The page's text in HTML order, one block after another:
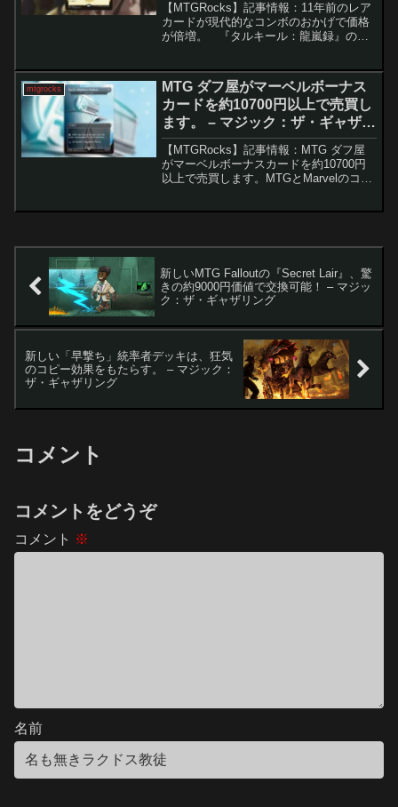
【MTGRocks】記事情報：11年前のレア
カードが現代的なコンボのおかげで価格
が倍増。 『タルキール：龍嵐録』の発
ている。特に「コーリ鋼の短刀...
mtgrocks
MTG ダフ屋がマーベルボーナス
カードを約10700円以上で売買し
ます。 – マジック：ザ・ギャザリ
ング
【MTGRocks】記事情報：MTG ダフ屋
がマーベルボーナスカードを約10700円
以上で売買します。MTGとMarvelのコラ
新しいMTG Falloutの『Secret Lair』、驚
きの約9000円価値で交換可能！ – マジッ
ク：ザ・ギャザリング
新しい「早撃ち」統率者デッキは、狂気
のコピー効果をもたらす。 – マジック：
ザ・ギャザリング
コメント
コメントをどうぞ
コメント ※
名前